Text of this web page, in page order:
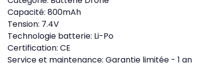
Capacité: 800mAh
Tension: 7.4V
Technologie batterie: Li-Po
Certification: CE
Service et maintenance: Garantie limitée - 1 an